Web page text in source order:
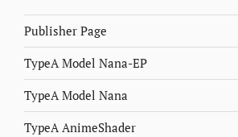
Publisher Page
TypeA Model Nana-EP
TypeA Model Nana
TypeA AnimeShader